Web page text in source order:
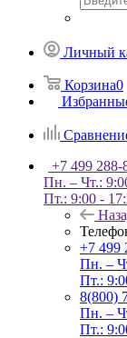
Личный
Корзина0
+7 499 288-
Пн. – Чт.:
Пт.: 9:00 -
+7 499
Пн. –
Пт.:
8(800)
Пн. –
Пт.: